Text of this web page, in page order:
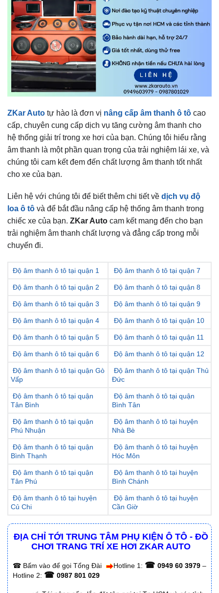
ZKar Auto tự hào là đơn vị nâng cấp âm thanh ô tô cao
cấp, chuyên cung cấp dịch vụ tăng cường âm thanh cho
hệ thống giải trí trong xe hơi của bạn. Chúng tôi hiểu rằng
âm thanh là một phần quan trọng của trải nghiệm lái xe, và
chúng tôi cam kết đem đến chất lượng âm thanh tốt nhất
cho xe của bạn.
Liên hệ với chúng tôi để biết thêm chi tiết về dịch vụ độ
loa ô tô và để bắt đầu nâng cấp hệ thống âm thanh trong
chiếc xe của bạn. ZKar Auto cam kết mang đến cho bạn
trải nghiệm âm thanh chất lượng và đẳng cấp trong mỗi
chuyến đi.
Độ âm thanh ô tô tại quận 1 Độ âm thanh ô tô tại quận 7
Độ âm thanh ô tô tại quận 2 Độ âm thanh ô tô tại quận 8
Độ âm thanh ô tô tại quận 3 Độ âm thanh ô tô tại quận 9
Độ âm thanh ô tô tại quận 4 Độ âm thanh ô tô tại quận 10
Độ âm thanh ô tô tại quận 5 Độ âm thanh ô tô tại quận 11
Độ âm thanh ô tô tại quận 6 Độ âm thanh ô tô tại quận 12
Độ âm thanh ô tô tại quận Gò
Vấp
Độ âm thanh ô tô tại quận Thủ
Đức
Độ âm thanh ô tô tại quận
Tân Bình
Độ âm thanh ô tô tại quận
Bình Tân
Độ âm thanh ô tô tại quận
Phú Nhuận
Độ âm thanh ô tô tại huyện
Nhà Bè
Độ âm thanh ô tô tại quận
Bình Thạnh
Độ âm thanh ô tô tại huyện
Hóc Môn
Độ âm thanh ô tô tại quận
Tân Phú
Độ âm thanh ô tô tại huyện
Bình Chánh
Độ âm thanh ô tô tại huyện
Củ Chi
Độ âm thanh ô tô tại huyện
Cần Giờ
ĐỊA CHỈ TỚI TRUNG TÂM PHỤ KIỆN Ô TÔ - ĐỒ
CHƠI TRANG TRÍ XE HƠI ZKAR AUTO
☎ Bấm vào để gọi Tổng Đài Hotline 1: ☎ 0949 60 3979 –
Hotline 2: ☎ 0987 801 029